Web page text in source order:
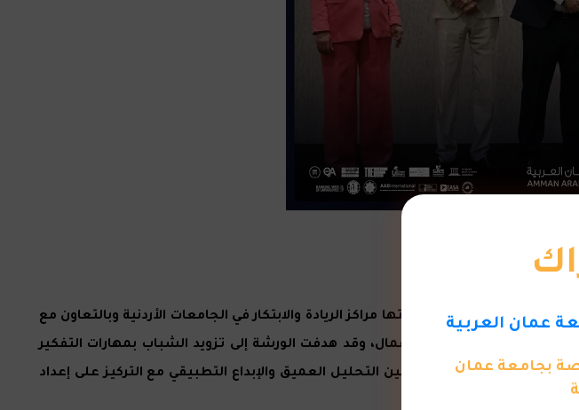
تحت رعاية معالي وزير الشباب المهندس يزن الشديفات، شاركت جامعة عمان العربية في دورة تدريب المدربين TOT التي نظمتها مراكز الريادة والابتكار في الجامعات الأردنية وبالتعاون مع
و الابتكار وريادة الأعمال، وقد هدفت الورشة إلى تزويد الشباب بمهارات التفكير
تجربة تفاعلية تجمع بين التحليل العميق والإبداع التطبيقي مع التركيز على إعداد
عمان العربية
بجامعة عمان